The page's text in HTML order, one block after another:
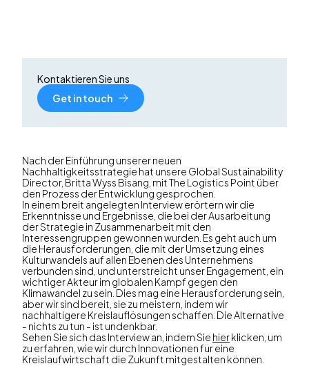
Kontaktieren Sie uns
Get in touch
Nach der Einführung unserer neuen
Nachhaltigkeitsstrategie hat unsere Global Sustainability
Director, Britta Wyss Bisang, mit The Logistics Point über
den Prozess der Entwicklung gesprochen.
In einem breit angelegten Interview erörtern wir die
Erkenntnisse und Ergebnisse, die bei der Ausarbeitung
der Strategie in Zusammenarbeit mit den
Interessengruppen gewonnen wurden. Es geht auch um
die Herausforderungen, die mit der Umsetzung eines
Kulturwandels auf allen Ebenen des Unternehmens
verbunden sind, und unterstreicht unser Engagement, ein
wichtiger Akteur im globalen Kampf gegen den
Klimawandel zu sein. Dies mag eine Herausforderung sein,
aber wir sind bereit, sie zu meistern, indem wir
nachhaltigere Kreislauflösungen schaffen. Die Alternative
- nichts zu tun - ist undenkbar.
Sehen Sie sich das Interview an, indem Sie hierklicken, um
zu erfahren, wie wir durch Innovationen für eine
Kreislaufwirtschaft die Zukunft mitgestalten können.